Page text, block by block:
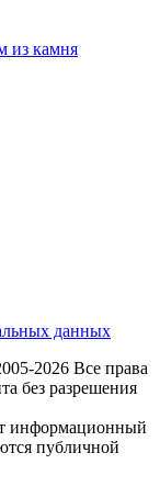
из камня
данных
2026 Все права
без разрешения
информационный
публичной